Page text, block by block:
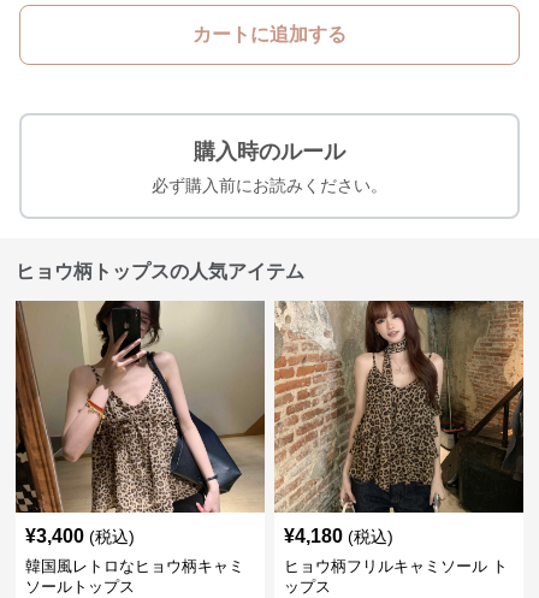
カートに追加する
購入時のルール
必ず購入前にお読みください。
ヒョウ柄トップスの人気アイテム
¥3,400 (税込)
韓国風レトロなヒョウ柄キャミ
ソールトップス
¥4,180 (税込)
ヒョウ柄フリルキャミソール ト
ップス